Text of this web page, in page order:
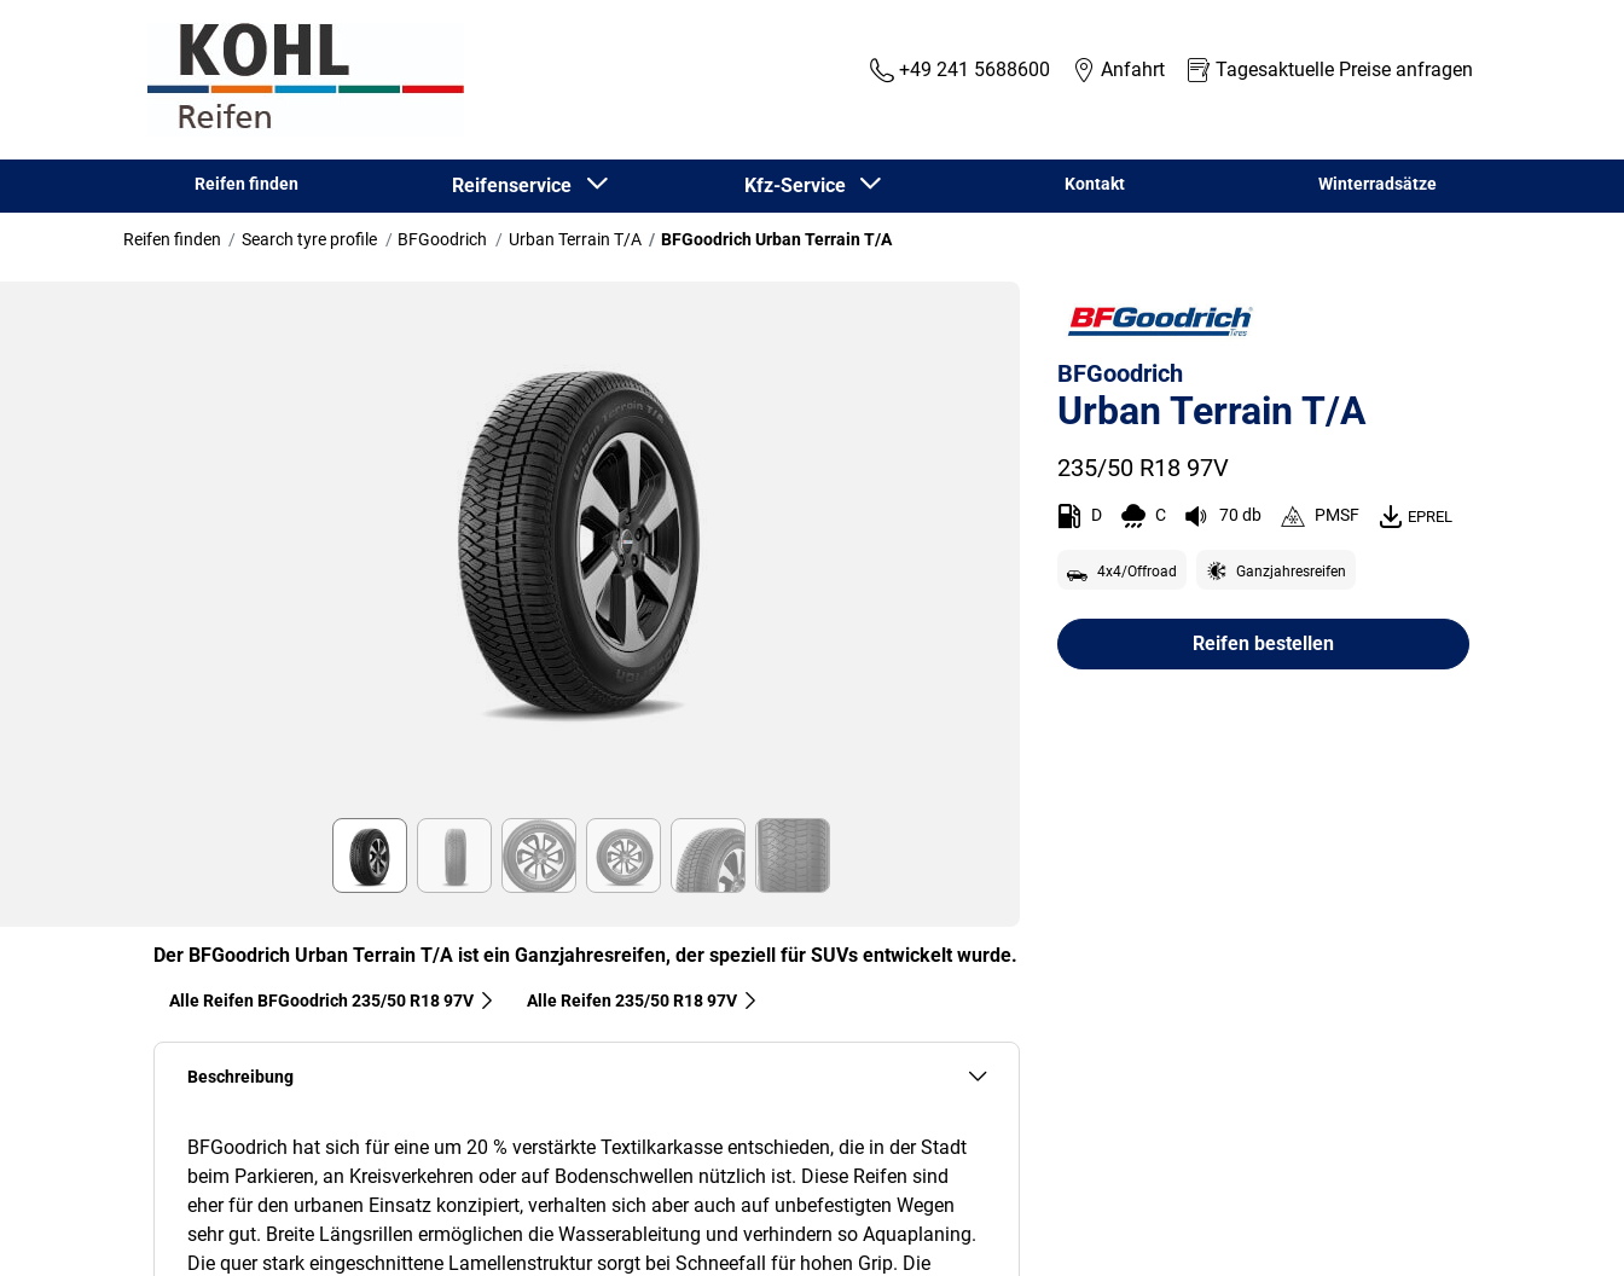
+49 241 5688600 Anfahrt Tagesaktuelle Preise anfragen
Reifen finden Reifenservice Kfz-Service Kontakt Winterradsätze
Reifen finden Search tyre profile BFGoodrich Urban Terrain T/A BFGoodrich Urban Terrain T/A
Der BFGoodrich Urban Terrain T/A ist ein Ganzjahresreifen, der speziell für SUVs entwickelt wurde.
Alle Reifen BFGoodrich 235/50 R18 97V Alle Reifen‎ 235/50 R18 97V
Beschreibung
BFGoodrich hat sich für eine um 20 % verstärkte Textilkarkasse entschieden, die in der Stadt
beim Parkieren, an Kreisverkehren oder auf Bodenschwellen nützlich ist. Diese Reifen sind
eher für den urbanen Einsatz konzipiert, verhalten sich aber auch auf unbefestigten Wegen
sehr gut. Breite Längsrillen ermöglichen die Wasserableitung und verhindern so Aquaplaning.
Die quer stark eingeschnittene Lamellenstruktur sorgt bei Schneefall für hohen Grip. Die
BFGoodrich
Urban Terrain T/A
235/50 R18 97V
D C 70 db PMSF EPREL
4x4/Offroad Ganzjahresreifen
Reifen bestellen